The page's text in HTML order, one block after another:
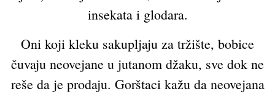
insekata i glodara.
Oni koji kleku sakupljaju za tržište, bobice
čuvaju neovejane u jutanom džaku, sve dok ne
reše da je prodaju. Gorštaci kažu da neovejana